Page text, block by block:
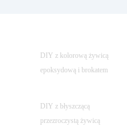
DIY z kolorową żywicą
epoksydową i brokatem
DIY z błyszczącą
przezroczystą żywicą